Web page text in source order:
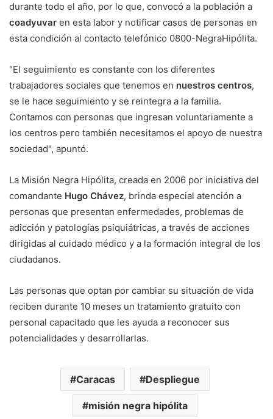
durante todo el año, por lo que, convocó a la población a
coadyuvar en esta labor y notificar casos de personas en
esta condición al contacto telefónico 0800-NegraHipólita.
"El seguimiento es constante con los diferentes
trabajadores sociales que tenemos en nuestros centros,
se le hace seguimiento y se reintegra a la familia.
Contamos con personas que ingresan voluntariamente a
los centros pero también necesitamos el apoyo de nuestra
sociedad", apuntó.
La Misión Negra Hipólita, creada en 2006 por iniciativa del
comandante Hugo Chávez, brinda especial atención a
personas que presentan enfermedades, problemas de
adicción y patologías psiquiátricas, a través de acciones
dirigidas al cuidado médico y a la formación integral de los
ciudadanos.
Las personas que optan por cambiar su situación de vida
reciben durante 10 meses un tratamiento gratuito con
personal capacitado que les ayuda a reconocer sus
potencialidades y desarrollarlas.
Caracas Despliegue
misión negra hipólita